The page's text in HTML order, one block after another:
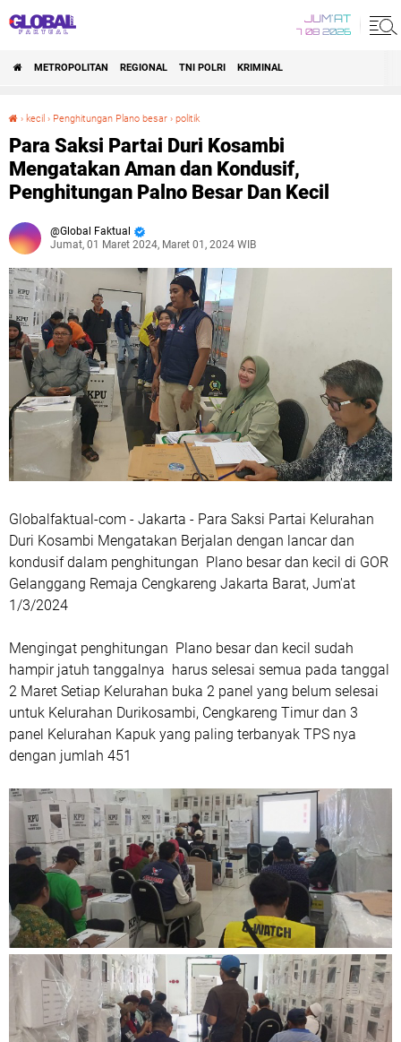
JUM'AT
7 08 2026
METROPOLITAN REGIONAL TNI POLRI KRIMINAL
› kecil › Penghitungan Plano besar › politik
Para Saksi Partai Duri Kosambi
Mengatakan Aman dan Kondusif,
Penghitungan Palno Besar Dan Kecil
Global Faktual
Jumat, 01 Maret 2024, Maret 01, 2024 WIB
Globalfaktual-com - Jakarta - Para Saksi Partai Kelurahan
Duri Kosambi Mengatakan Berjalan dengan lancar dan
kondusif dalam penghitungan Plano besar dan kecil di GOR
Gelanggang Remaja Cengkareng Jakarta Barat, Jum'at
1/3/2024
Mengingat penghitungan Plano besar dan kecil sudah
hampir jatuh tanggalnya harus selesai semua pada tanggal
2 Maret Setiap Kelurahan buka 2 panel yang belum selesai
untuk Kelurahan Durikosambi, Cengkareng Timur dan 3
panel Kelurahan Kapuk yang paling terbanyak TPS nya
dengan jumlah 451